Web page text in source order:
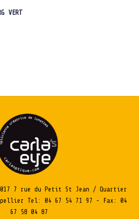
VERT
7 rue du Petit St Jean / Quartier
Tel: 04 67 54 71 97 - Fax: 04
67 58 04 87